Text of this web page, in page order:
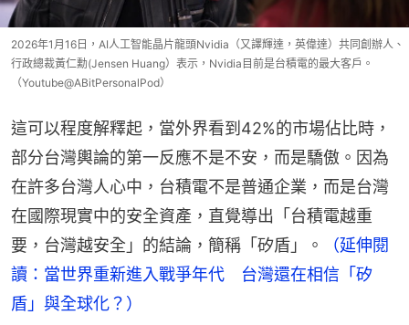
2026年1月16日，AI人工智能晶片龍頭Nvidia（又譯輝達，英偉達）共同創辦人、
行政總裁黃仁勳(Jensen Huang）表示，Nvidia目前是台積電的最大客戶。
（Youtube@ABitPersonalPod）
這可以程度解釋起，當外界看到42%的市場佔比時，
部分台灣輿論的第一反應不是不安，而是驕傲。因為
在許多台灣人心中，台積電不是普通企業，而是台灣
在國際現實中的安全資產，直覺導出「台積電越重
要，台灣越安全」的結論，簡稱「矽盾」。
（延伸閱
讀：當世界重新進入戰爭年代　台灣還在相信「矽
盾」與全球化？）